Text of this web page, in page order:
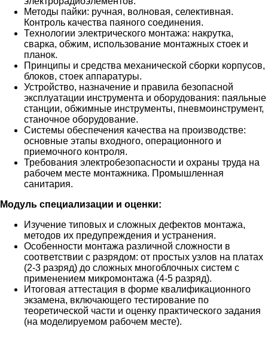
Методы пайки: ручная, волновая, селективная.
Контроль качества паяного соединения.
Технологии электрического монтажа: накрутка,
сварка, обжим, использование монтажных стоек и
планок.
Принципы и средства механической сборки корпусов,
блоков, стоек аппаратуры.
Устройство, назначение и правила безопасной
эксплуатации инструмента и оборудования: паяльные
станции, обжимные инструменты, пневмоинструмент,
станочное оборудование.
Системы обеспечения качества на производстве:
основные этапы входного, операционного и
приемочного контроля.
Требования электробезопасности и охраны труда на
рабочем месте монтажника. Промышленная
санитария.
Модуль специализации и оценки:
Изучение типовых и сложных дефектов монтажа,
методов их предупреждения и устранения.
Особенности монтажа различной сложности в
соответствии с разрядом: от простых узлов на платах
(2-3 разряд) до сложных многоблочных систем с
применением микромонтажа (4-5 разряд).
Итоговая аттестация в форме квалификационного
экзамена, включающего тестирование по
теоретической части и оценку практического задания
(на моделируемом рабочем месте).